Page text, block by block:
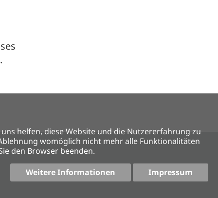
helfen, diese Website und die Nutzererfahrung zu
womöglich nicht mehr alle Funktionalitäten
den Browser beenden.
Weitere Informationen
Impressum